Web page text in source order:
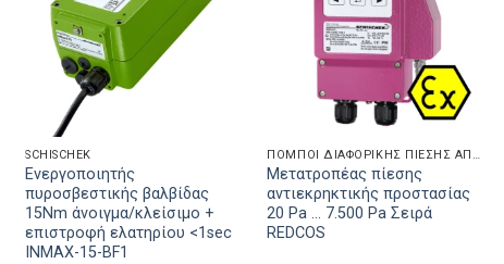
SCHISCHEK
Ενεργοποιητής
πυροσβεστικής βαλβίδας
15Nm άνοιγμα/κλείσιμο +
επιστροφή ελατηρίου <1sec
INMAX-15-BF1
ΠΟΜΠΟΊ ΔΙΑΦΟΡΙΚΉΣ ΠΊΕΣΗΣ ΑΠΌ ΤΗΝ ΠΛΕΥΡΆ ΤΟΥ ΑΈΡΑ
Μετατροπέας πίεσης
αντιεκρηκτικής προστασίας
20 Pa ... 7.500 Pa Σειρά
REDCOS